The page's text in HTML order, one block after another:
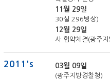
11월 29일
30실 296병상)
12월 29일
사 협약체결(광주
2011's 03월 09일
(광주지방경찰청)